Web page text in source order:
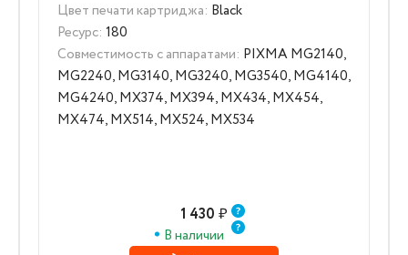
Цвет печати картриджа: Black
Ресурс: 180
Совместимость с аппаратами: PIXMA MG2140,
MG2240, MG3140, MG3240, MG3540, MG4140,
MG4240, MX374, MX394, MX434, MX454,
MX474, MX514, MX524, MX534
1 430 ₽
В наличии